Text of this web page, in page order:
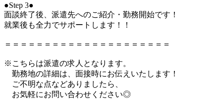
●Step 3●
面談終了後、派遣先へのご紹介・勤務開始です！
就業後も全力でサポートします！！
＝＝＝＝＝＝＝＝＝＝＝＝＝＝＝＝＝＝＝＝＝
※こちらは派遣の求人となります。
勤務地の詳細は、面接時にお伝えいたします！
ご不明な点などありましたら、
お気軽にお問い合わせください◎